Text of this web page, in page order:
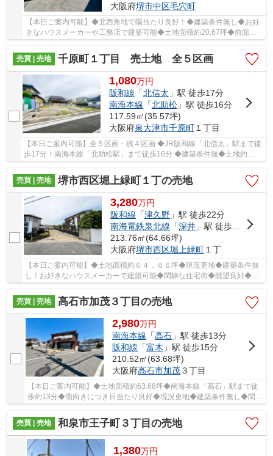
大阪府堺市中区毛穴町
【本日ご案内可能】◆北西角地で陽当たり良好！◆建築条件無し◆お好
きなハウスメーカーや工務店で建築可能◆土地面積約20.67坪◆前面道
路幅は約５．８mと広く開放感あり
売買 | 売地
千原町１丁目 売土地 全５区画
1,080万円
阪和線 「北信太 」駅 徒歩17分
南海本線 「北助松」駅 徒歩16分
117.59㎡(35.57坪)
大阪府泉大津市千原町１丁目
【本日ご案内可能】全５区画・残４区画 ◆JR阪和線「北信太」駅まで徒
歩17分！南海本線「北助松駅」まで徒歩16分 ◆建築条件無◆土地約
30.35坪～約35.57坪 ◆地勢はプランの自由度が高まる...
売買 | 売地
堺市西区堀上緑町１丁の売地
3,280万円
阪和線 「津久野 」駅 徒歩22分
南海電鉄泉北線 「深井 」駅 徒歩29分
213.76㎡(64.66坪)
大阪府堺市西区堀上緑町 １丁
【本日ご案内可能】◆土地面積約６４．６６坪◆現況更地◆建築条件無
し！お好きなハウスメーカーで建築可能◆閑静な住宅街◆眺望良好◆JR
阪和線「津久野」駅まで徒歩２２分
売買 | 売地
高石市加茂３丁目の売地
2,980万円
南海本線 「高石 」駅 徒歩13分
阪和線 「富木 」駅 徒歩15分
210.52㎡(63.68坪)
大阪府高石市加茂３丁目
【本日ご案内可能】◆土地面積約63.68坪◆南海本線「高石」駅まで徒
歩約13分◆南向きにつき日当たり良好◆現況更地◆建築条件無し◆閑静
売買 | 売地
和泉市王子町３丁目の売地
1,380万円